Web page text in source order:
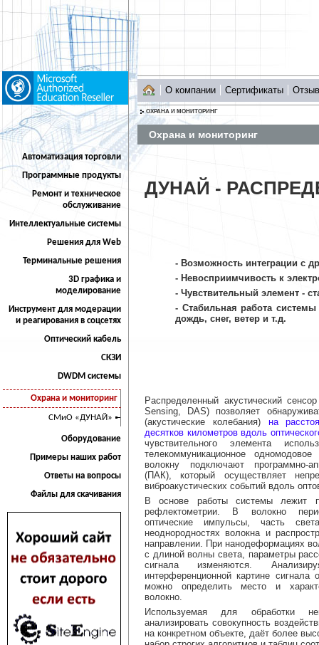
Автоматизация торговли
Программные продукты
Ремонт и техническое
обслуживание
Интеллектуальные системы
Решения для Web
Терминальные решения
3D графика и
моделирование
Инструмент для модерации
и реагирования в соцсетях
Оптический кабель
СКЗИ
DWDM системы
Охрана и мониторинг
СМиО «ДУНАЙ»
Оборудование
Примеры наших работ
Ответы на вопросы
Файлы для скачивания
О компании Сертификаты
ОХРАНА И МОНИТОРИНГ
Охрана и мониторинг
ДУНАЙ -
- Возможность интеграции с
- Невосприимчивость к
- Чувствительный элемент -
- Стабильная работа
дождь, снег, ветер и т.д.
Распределенный акустический
Sensing, DAS) позволяет
(акустические колебания) на
десятков километров вдоль
чувствительного элемента
телекоммуникационное
волокну подключают программно-
(ПАК), который осуществляет
виброакустических событий вдоль
В основе работы системы лежит
рефлектометрии. В волокно
оптические импульсы, часть
неоднородностях волокна и
направлении. При нанодеформациях
с длиной волны света, параметры
сигнала изменяются.
интерференционной картине сигнала
можно определить место и
волокно.
Используемая для обработки
анализировать совокупность
на конкретном объекте, даёт более